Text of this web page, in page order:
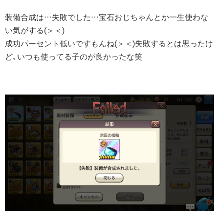
装備合成は…失敗でした…宝石おじちゃんとか一生使わな
い気がする(＞＜)
成功パーセント低いですもんね(＞＜)失敗するとは思ったけ
ど、いつも使ってる子のが良かったな笑